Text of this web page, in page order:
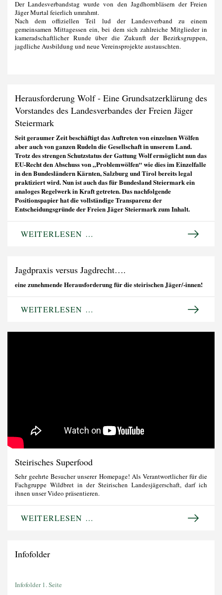
Der Landesverbandstag wurde von den Jagdhornbläsern der Freien
Jäger Murtal feierlich umrahmt.
Nach dem offiziellen Teil lud der Landesverband zu einem
gemeinsamen Mittagessen ein, bei dem sich zahlreiche Mitglieder in
kameradschaftlicher Runde über die Zukunft der Bezirksgruppen,
jagdliche Ausbildung und neue Vereinsprojekte austauschten.
Herausforderung Wolf - Eine Grundsatzerklärung des
Vorstandes des Landesverbandes der Freien Jäger
Steiermark
Seit geraumer Zeit beschäftigt das Auftreten von einzelnen Wölfen
aber auch von ganzen Rudeln die Gesellschaft in unserem Land.
Trotz des strengen Schutzstatus der Gattung Wolf ermöglicht nun das
EU-Recht den Abschuss von „Problemwölfen“ wie dies im Einzelfalle
in den Bundesländern Kärnten, Salzburg und Tirol bereits legal
praktiziert wird. Nun ist auch das für Bundesland Steiermark ein
analoges Regelwerk in Kraft getreten. Das nachfolgende
Positionspapier hat die vollständige Transparenz der
Entscheidungsgründe der Freien Jäger Steiermark zum Inhalt.
WEITERLESEN …
Jagdpraxis versus Jagdrecht….
eine zunehmende Herausforderung für die steirischen Jäger/-innen!
WEITERLESEN …
Steirisches Superfood
Sehr geehrte Besucher unserer Homepage! Als Verantwortlicher für die
Fachgruppe Wildbret in der Steirischen Landesjägerschaft, darf ich
ihnen unser Video präsentieren.
WEITERLESEN …
Infofolder
Infofolder 1. Seite